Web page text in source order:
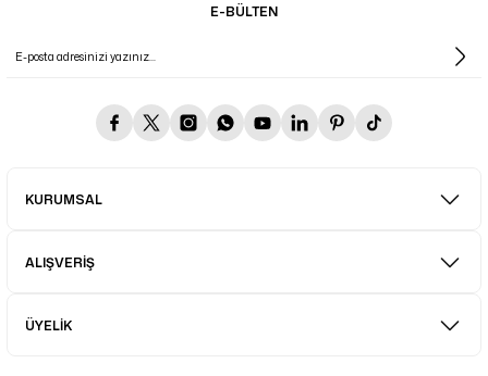
E-BÜLTEN
KURUMSAL
ALIŞVERİŞ
ÜYELİK